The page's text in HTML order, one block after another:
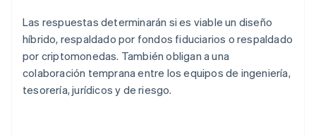
Las respuestas determinarán si es viable un diseño
híbrido, respaldado por fondos fiduciarios o respaldado
por criptomonedas. También obligan a una
colaboración temprana entre los equipos de ingeniería,
tesorería, jurídicos y de riesgo.